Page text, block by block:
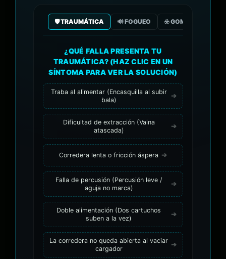
🛡️ TRAUMÁTICA 🔊 FOGUEO ☣️ GOMA/GAS CO2
¿QUÉ FALLA PRESENTA TU
TRAUMÁTICA? (HAZ CLIC EN UN
SÍNTOMA PARA VER LA SOLUCIÓN)
Traba al alimentar (Encasquilla al subir
bala)
Dificultad de extracción (Vaina
atascada)
Corredera lenta o fricción áspera
Falla de percusión (Percusión leve /
aguja no marca)
Doble alimentación (Dos cartuchos
suben a la vez)
La corredera no queda abierta al vaciar
cargador